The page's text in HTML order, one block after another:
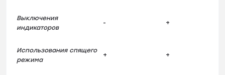
Выключения
индикаторов
- +
Использования спящего
режима
+ +